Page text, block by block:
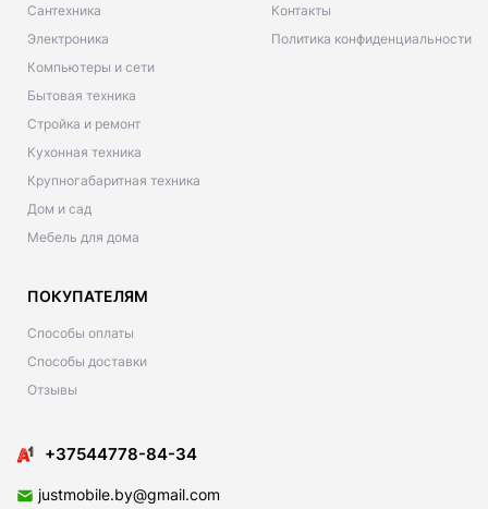
Сантехника
Электроника
Компьютеры и сети
Бытовая техника
Стройка и ремонт
Кухонная техника
Крупногабаритная техника
Дом и сад
Мебель для дома
Контакты
Политика конфиденциальности
ПОКУПАТЕЛЯМ
Способы оплаты
Способы доставки
Отзывы
+37544778-84-34
justmobile.by@gmail.com